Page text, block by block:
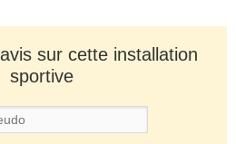
sur cette installation
sportive